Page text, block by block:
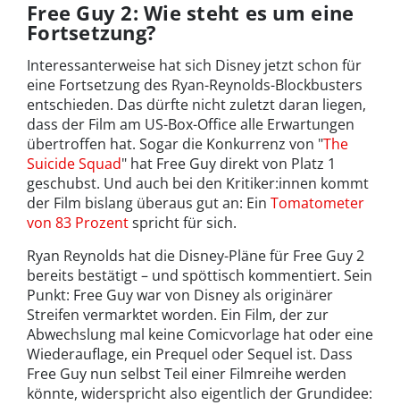
Free Guy 2: Wie steht es um eine
Fortsetzung?
Interessanterweise hat sich Disney jetzt schon für
eine Fortsetzung des Ryan-Reynolds-Blockbusters
entschieden. Das dürfte nicht zuletzt daran liegen,
dass der Film am US-Box-Office alle Erwartungen
übertroffen hat. Sogar die Konkurrenz von "The
Suicide Squad" hat Free Guy direkt von Platz 1
geschubst. Und auch bei den Kritiker:innen kommt
der Film bislang überaus gut an: Ein Tomatometer
von 83 Prozentspricht für sich.
Ryan Reynolds hat die Disney-Pläne für Free Guy 2
bereits bestätigt – und spöttisch kommentiert. Sein
Punkt: Free Guy war von Disney als originärer
Streifen vermarktet worden. Ein Film, der zur
Abwechslung mal keine Comicvorlage hat oder eine
Wiederauflage, ein Prequel oder Sequel ist. Dass
Free Guy nun selbst Teil einer Filmreihe werden
könnte, widerspricht also eigentlich der Grundidee: